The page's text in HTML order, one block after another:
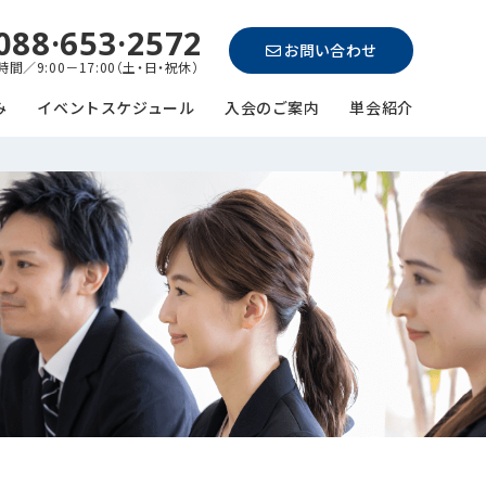
間／9:00－17:00（土・日・祝休）
お問い合わせ
イベントスケジュール 入会のご案内 単会紹介